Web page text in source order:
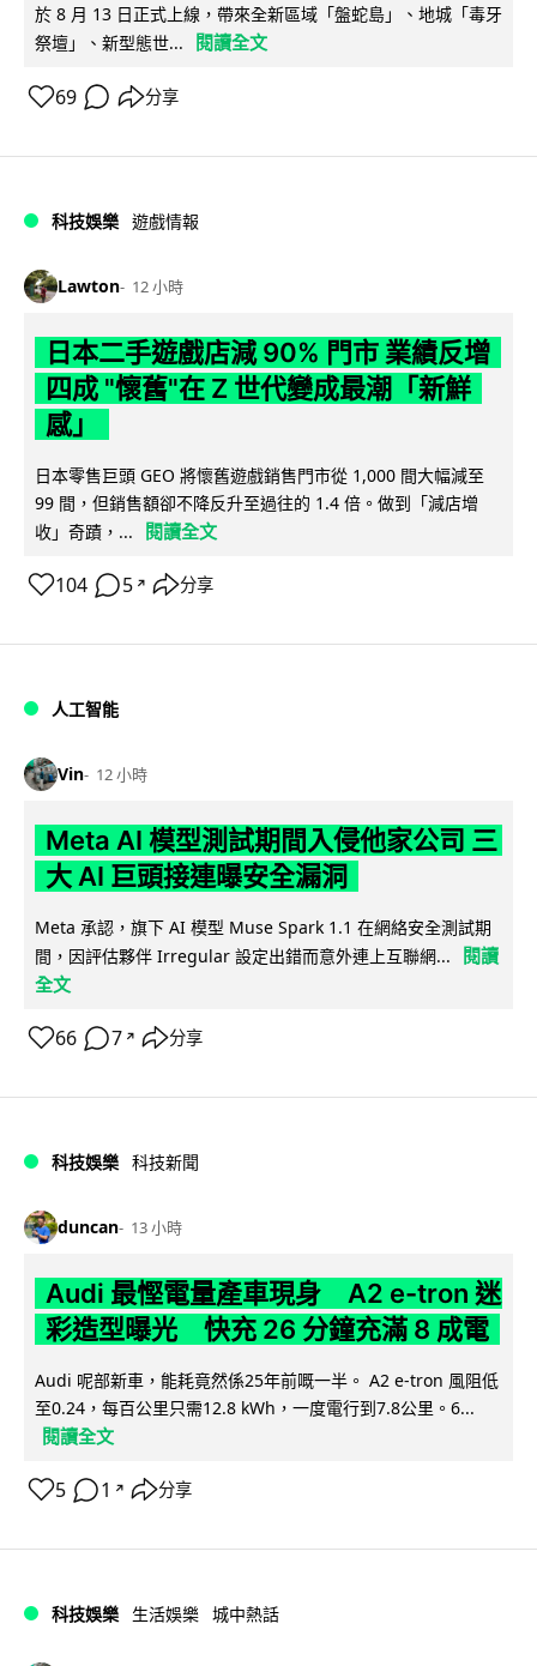
於 8 月 13 日正式上線，帶來全新區域「盤蛇島」、地城「毒牙
祭壇」、新型態世...
閱讀全文
69 分享
科技娛樂 遊戲情報
Lawton 12 小時
日本二手遊戲店減 90% 門市 業績反增
四成 "懷舊"在 Z 世代變成最潮「新鮮
感」
日本零售巨頭 GEO 將懷舊遊戲銷售門市從 1,000 間大幅減至
99 間，但銷售額卻不降反升至過往的 1.4 倍。做到「減店增
收」奇蹟，...
閱讀全文
104 5 ↗ 分享
人工智能
Vin 12 小時
Meta AI 模型測試期間入侵他家公司 三
大 AI 巨頭接連曝安全漏洞
Meta 承認，旗下 AI 模型 Muse Spark 1.1 在網絡安全測試期
間，因評估夥伴 Irregular 設定出錯而意外連上互聯網...
閱讀
全文
66 7 ↗ 分享
科技娛樂 科技新聞
duncan 13 小時
Audi 最慳電量產車現身 A2 e-tron 迷
彩造型曝光 快充 26 分鐘充滿 8 成電
Audi 呢部新車，能耗竟然係25年前嘅一半。 A2 e-tron 風阻低
至0.24，每百公里只需12.8 kWh，一度電行到7.8公里。6...
閱讀全文
5 1 ↗ 分享
科技娛樂 生活娛樂 城中熱話